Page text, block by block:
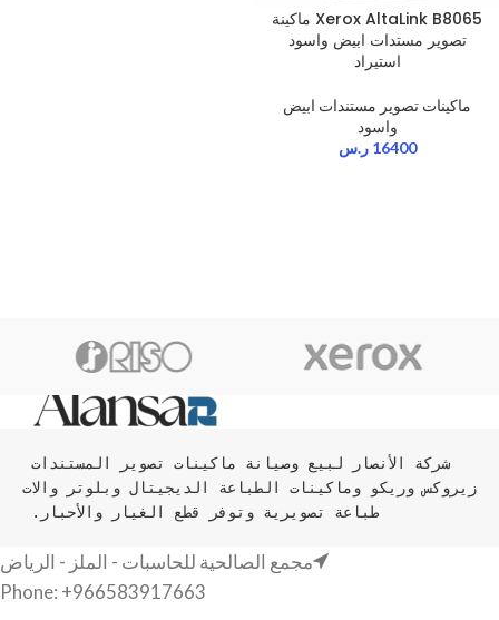
Xerox AltaLink B8065 ماكينة
تصوير مستدات ابيض واسود
استيراد
ماكينات تصوير مستندات ابيض
واسود
16400 ر.س
طباعة تصويرية وتوفر قطع الغيار والأحبار.
مجمع الصالحية للحاسبات - الملز - الرياض
Phone: +966583917663